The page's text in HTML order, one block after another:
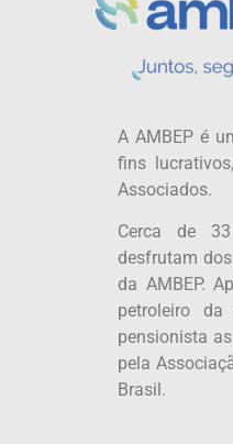
A AMBEP é
fins
Associados.
Cerca de
desfrutam
da AMBEP.
petroleiro
pensionista
pela
Brasil.